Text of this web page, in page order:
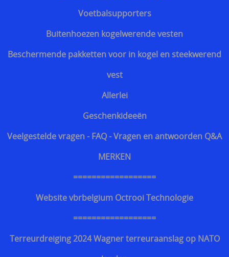
Veelgestelde vragen - FAQ - Vragen en antwoorden
Q&A
MERKEN
==================
Website vbrbelgium Octrooi Technologie
==================
Terreurdreiging 2024 Wagner terreuraanslag op
NATO landen
Terreurdreiging 2020
Zelfverdediging tegen mesaanvallen
Terreurdreiging Nieuwjaar 2018-2019
Snijwerende kledij doorsnijden door hulpdiensten
Voetbalsupporters
Buitenhoezen kogelwerende vesten
Beschermende pakketten voor in kogel en steekwerend
vest
Allerlei
Geschenkideeën
Veelgestelde vragen - FAQ - Vragen en antwoorden Q&A
MERKEN
==================
Website vbrbelgium Octrooi Technologie
==================
Terreurdreiging 2024 Wagner terreuraanslag op NATO